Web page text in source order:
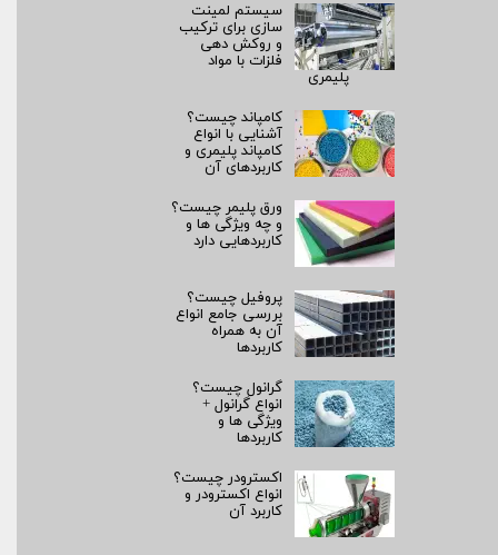
سیستم لمینت‌
سازی برای ترکیب
و روکش‌ دهی
فلزات با مواد
پلیمری
کامپاند چیست؟
آشنایی با انواع
کامپاند پلیمری و
کاربردهای آن
ورق پلیمر چیست؟
و چه ویژگی ها و
کاربردهایی دارد
پروفیل چیست؟
بررسی جامع انواع
آن به همراه
کاربردها
گرانول چیست؟
انواع گرانول +
ویژگی ها و
کاربردها
اکسترودر چیست؟
انواع اکسترودر و
کاربرد آن